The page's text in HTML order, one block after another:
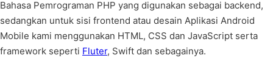
Bahasa Pemrograman PHP yang digunakan sebagai backend,
sedangkan untuk sisi frontend atau desain Aplikasi Android
Mobile kami menggunakan HTML, CSS dan JavaScript serta
framework seperti Fluter, Swift dan sebagainya.